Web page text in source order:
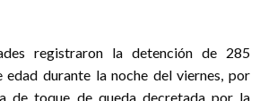
registraron la detención de 285
edad durante la noche del viernes, por
de toque de queda decretada por la